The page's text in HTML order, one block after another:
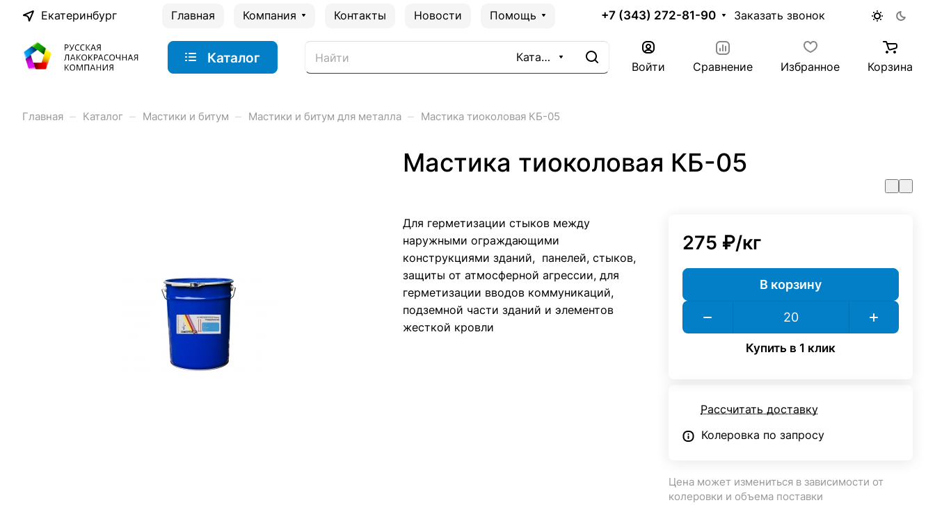
Екатеринбург Главная Компания Контакты Новости Помощь +7 (343) 272-81-90 Заказать звонок
Каталог Каталог
Войти Сравнение Избранное Корзина
Главная – Каталог – Мастики и битум – Мастики и битум для металла – Мастика тиоколовая КБ-05
Мастика тиоколовая КБ-05
Для герметизации стыков между
наружными ограждающими
конструкциями зданий, панелей, стыков,
защиты от атмосферной агрессии, для
герметизации вводов коммуникаций,
подземной части зданий и элементов
жесткой кровли
275 ₽/кг
В корзину
Купить в 1 клик
Рассчитать доставку
Колеровка по запросу
Цена может измениться в зависимости от
колеровки и объема поставки